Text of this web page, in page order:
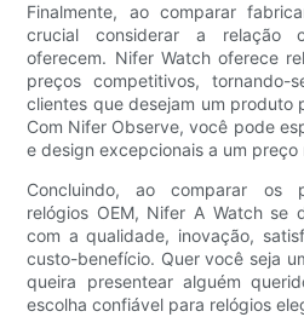
Finalmente, ao comparar
crucial considerar a relação
oferecem. Nifer Watch oferece
preços competitivos, tornando-
clientes que desejam um produto
Com Nifer Observe, você pode
e design excepcionais a um preço
Concluindo, ao comparar os
relógios OEM, Nifer A Watch se
com a qualidade, inovação,
custo-benefício. Quer você seja
queira presentear alguém
escolha confiável para relógios